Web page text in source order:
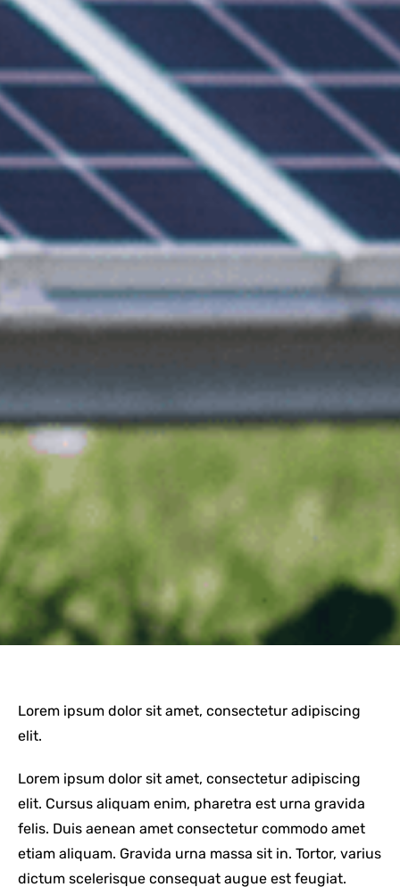
Lorem ipsum dolor sit amet, consectetur adipiscing
elit.
Lorem ipsum dolor sit amet, consectetur adipiscing
elit. Cursus aliquam enim, pharetra est urna gravida
felis. Duis aenean amet consectetur commodo amet
etiam aliquam. Gravida urna massa sit in. Tortor, varius
dictum scelerisque consequat augue est feugiat.